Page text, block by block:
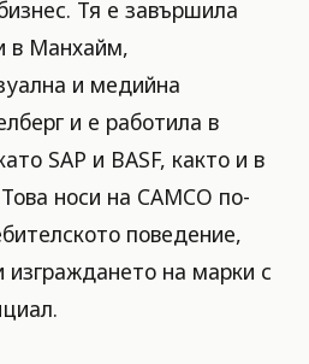
Тя е завършила
в Манхайм,
и медийна
и е работила в
SAP и BASF, както и в
носи на CAMCO по-
поведение,
изграждането на марки с